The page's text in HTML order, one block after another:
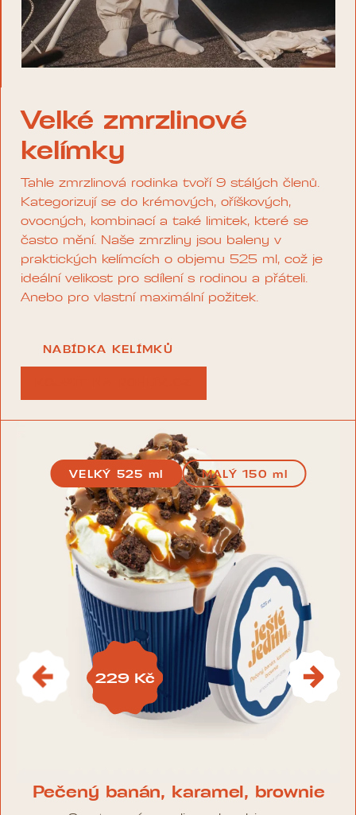
Velké zmrzlinové
kelímky
Tahle zmrzlinová rodinka tvoří 9 stálých členů.
Kategorizují se do krémových, oříškových,
ovocných, kombinací a také limitek, které se
často mění. Naše zmrzliny jsou baleny v
praktických kelímcích o objemu 525 ml, což je
ideální velikost pro sdílení s rodinou a přáteli.
Anebo pro vlastní maximální požitek.
NABÍDKA KELÍMKŮ
Pečený banán, karamel, brownie
229 Kč
VELKÝ 525 ml MALÝ 150 ml